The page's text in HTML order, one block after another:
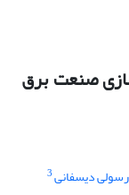
صنعت برق
دیسفانی3